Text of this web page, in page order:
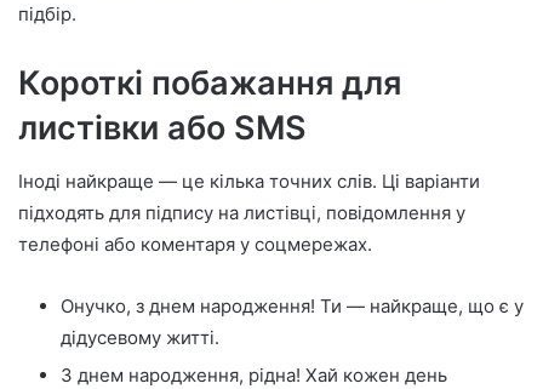
підбір.
Короткі побажання для
листівки або SMS
Іноді найкраще — це кілька точних слів. Ці варіанти
підходять для підпису на листівці, повідомлення у
телефоні або коментаря у соцмережах.
Онучко, з днем народження! Ти — найкраще, що є у
дідусевому житті.
З днем народження, рідна! Хай кожен день